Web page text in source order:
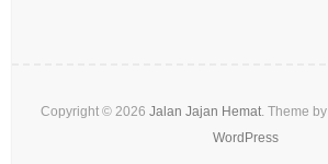
Copyright © 2026 Jalan Jajan Hemat. Theme by
WordPress